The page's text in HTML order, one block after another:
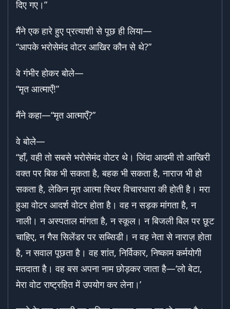
दिए गए।”
मैंने एक हारे हुए प्रत्याशी से पूछ ही लिया—
“आपके भरोसेमंद वोटर आखिर कौन से थे?”
वे गंभीर होकर बोले—
“मृत आत्माएँ!”
मैंने कहा—“मृत आत्माएँ?”
वे बोले—
“हाँ, वही तो सबसे भरोसेमंद वोटर थे। जिंदा आदमी तो आखिरी
वक्त पर बिक भी सकता है, बहक भी सकता है, नाराज भी हो
सकता है, लेकिन मृत आत्मा स्थिर विचारधारा की होती है। मरा
हुआ वोटर आदर्श वोटर होता है। वह न सड़क मांगता है, न
नाली। न अस्पताल मांगता है, न स्कूल। न बिजली बिल पर छूट
चाहिए, न गैस सिलेंडर पर सब्सिडी। न वह नेता से नाराज़ होता
है, न सवाल पूछता है। वह शांत, निर्विकार, निष्काम कर्मयोगी
मतदाता है। वह बस अपना नाम छोड़कर जाता है—‘लो बेटा,
मेरा वोट राष्ट्रहित में उपयोग कर लेना।’